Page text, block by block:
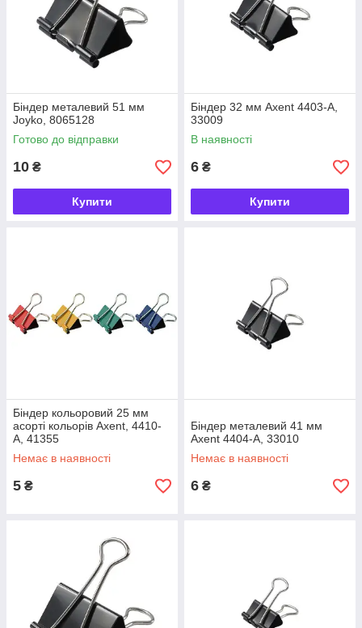
Біндер металевий 51 мм
Joyko, 8065128
Готово до відправки
10 ₴
Купити
Біндер 32 мм Axent 4403-A,
33009
В наявності
6 ₴
Купити
Біндер кольоровий 25 мм
асорті кольорів Axent, 4410-
A, 41355
Немає в наявності
5 ₴
Біндер металевий 41 мм
Axent 4404-A, 33010
Немає в наявності
6 ₴